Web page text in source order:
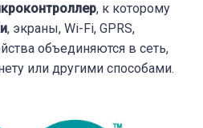
, к которому
, экраны, Wi-Fi, GPRS,
объединяются в сеть,
или другими способами.